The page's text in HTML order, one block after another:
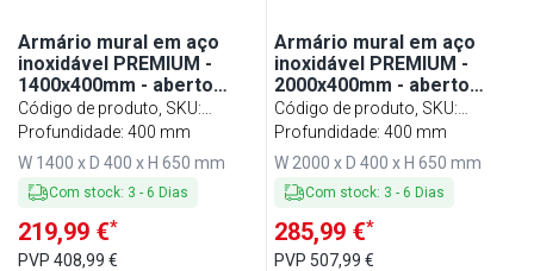
Armário mural em aço
inoxidável PREMIUM -
1400x400mm - aberto
(sem portas) - 650mm de
altura
Código de produto, SKU:
WOK144
Profundidade: 400 mm
W 1400 x D 400 x H 650 mm
Com stock: 3 - 6 Dias
219,99 €*
PVP 408,99 €
Armário mural em aço
inoxidável PREMIUM -
2000x400mm - aberto
(sem portas) - 650mm de
altura
Código de produto, SKU:
WOK204
Profundidade: 400 mm
W 2000 x D 400 x H 650 mm
Com stock: 3 - 6 Dias
285,99 €*
PVP 507,99 €